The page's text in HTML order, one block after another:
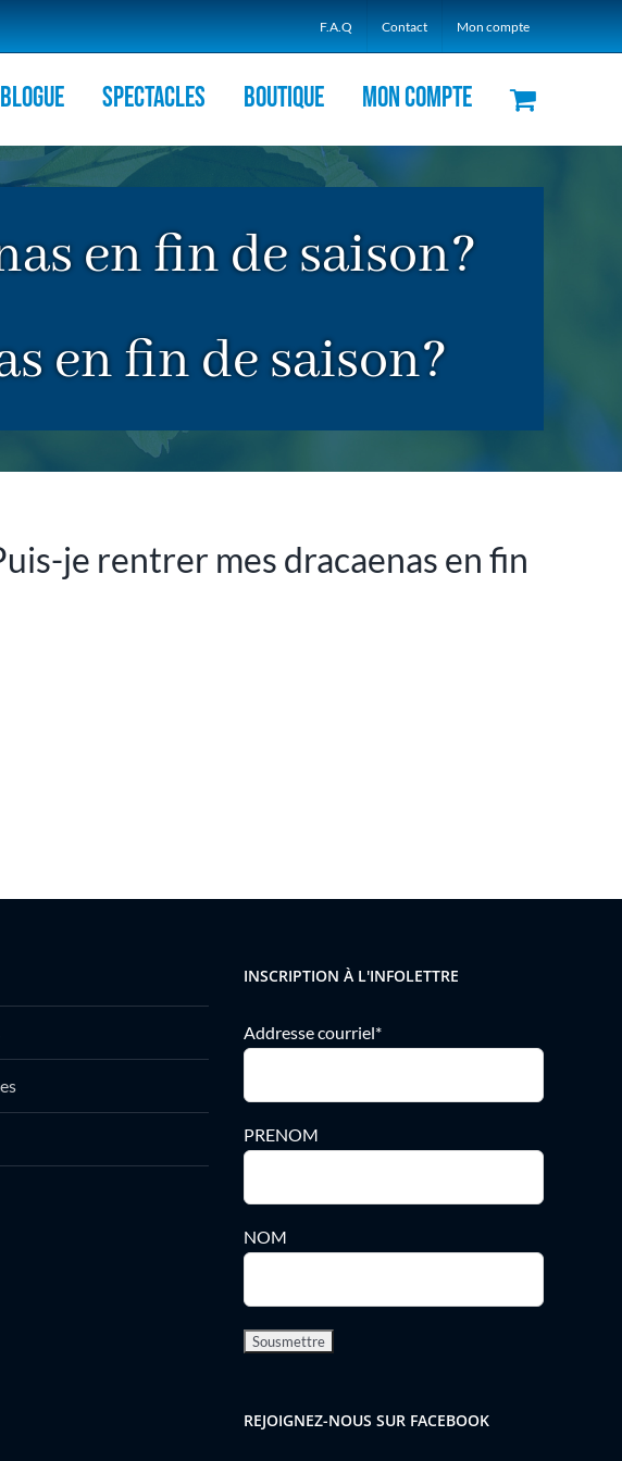
F.A.Q Contact Mon compte
Blogue Spectacles Boutique Mon compte
en fin de saison?
en fin de saison?
je rentrer mes dracaenas en fin
INSCRIPTION À L'INFOLETTRE
Addresse courriel*
PRENOM
NOM
REJOIGNEZ-NOUS SUR FACEBOOK